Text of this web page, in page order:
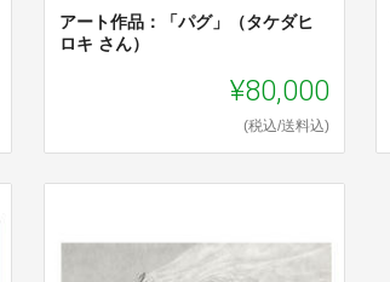
アート作品：「パグ」（タケダヒ
ロキ さん）
¥80,000
(税込/送料込)